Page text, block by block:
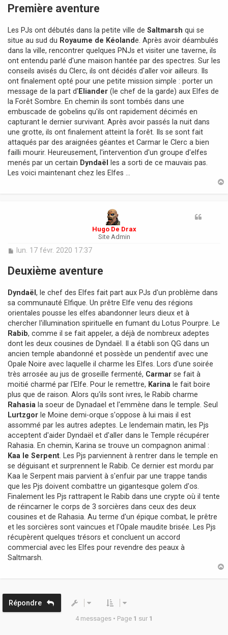
s
s
g
e
Première aventure
Les PJs ont débutés dans la petite ville de Saltmarsh qui se
situe au sud du Royaume de Kéolande. Après avoir déambulés
dans la ville, rencontrer quelques PNJs et visiter une taverne, ils
ont entendu parlé d'une maison hantée par des spectres. Sur les
conseils avisés du Clerc, ils ont décidés d'aller voir ailleurs. Ils
ont finalement opté pour une petite mission simple : porter un
message de la part d' Eliander (le chef de la garde) aux Elfes de
la Forêt Sombre. En chemin ils sont tombés dans une
embuscade de gobelins qu'ils ont rapidement décimés en
capturant le dernier survivant. Après avoir passés la nuit dans
une grotte, ils ont finalement atteint la forêt. Ils se sont fait
attaqués par des araignées géantes et Carmar le Clerc a bien
failli mourir. Heureusement, l'intervention d'un groupe d'elfes
menés par un certain Dyndaël
les a sorti de ce mauvais pas.
Les voici maintenant chez les Elfes ...
Hugo De Drax
Site Admin
M
s
s
g
e
lun. 17 févr. 2020 17:37
Deuxième aventure
Dyndaël , le chef des Elfes fait part aux PJs d'un problème dans
sa communauté Elfique. Un prêtre Elfe venu des régions
orientales pousse les elfes abandonner leurs dieux et à
chercher l'illumination spirituelle en fumant du Lotus Pourpre. Le
Rabib, comme il se fait appeler, a déjà de nombreux adeptes
dont les deux cousines de Dyndaël. Il a établi son QG dans un
ancien temple abandonné et possède un pendentif avec une
Opale Noire avec laquelle il charme les Elfes. Lors d'une soirée
très arrosée au jus de groseille fermenté, Carmar se fait à
moitié charmé par l'Elfe. Pour le remettre, Karina le fait boire
plus que de raison. Alors qu'ils sont ivres, le Rabib charme
Rahasia la soeur de Dynadael et l'emmène dans le temple. Seul
Lurtzgor le Moine demi-orque s'oppose à lui mais il est
assommé par les autres adeptes. Le lendemain matin, les Pjs
acceptent d'aider Dyndaël et d'aller dans le Temple récupérer
Rahasia. En chemin, Karina se trouve un compagnon animal :
Kaa le Serpent . Les Pjs parviennent à rentrer dans le temple en
se déguisant et surprennent le Rabib. Ce dernier est mordu par
Kaa le Serpent mais parvient à s'enfuir par une trappe tandis
que les Pjs doivent combattre un gigantesque golem d'os.
Finalement les Pjs rattrapent le Rabib dans une crypte où il tente
de réincarner le corps de 3 sorcières dans ceux des deux
cousines et de Rahasia. Au terme d'un épique combat, le prêtre
et les sorcières sont vaincues et l'Opale maudite brisée. Les Pjs
récupèrent quelques trésors et concluent un accord
commercial avec les Elfes pour revendre des peaux à
Saltmarsh.
Répondre
4 messages • Page 1 sur 1